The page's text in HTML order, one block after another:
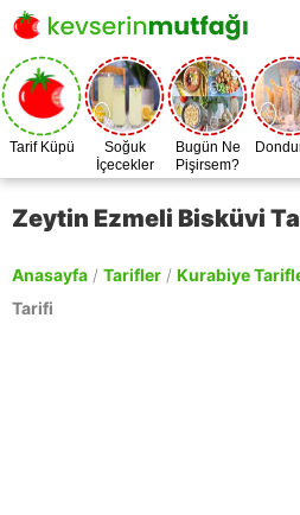
Tarif Küpü
Soğuk
İçecekler
Bugün Ne
Pişirsem?
Zeytin Ezmeli Bisküvi
Anasayfa / Tarifler / Kurabiye
Tarifi